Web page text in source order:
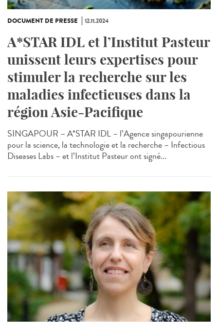
DOCUMENT DE PRESSE 12.11.2024
A*STAR IDL et l’Institut Pasteur
unissent leurs expertises pour
stimuler la recherche sur les
maladies infectieuses dans la
région Asie-Pacifique
SINGAPOUR – A*STAR IDL – l’Agence singapourienne
pour la science, la technologie et la recherche – Infectious
Diseases Labs – et l’Institut Pasteur ont signé...